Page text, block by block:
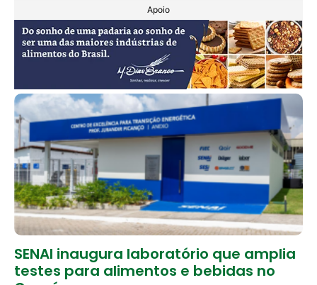
Apoio
SENAI inaugura laboratório que amplia
testes para alimentos e bebidas no